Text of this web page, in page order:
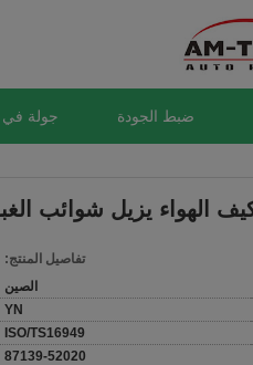
جولة في ضبط الجودة
تفاصيل المنتج:
الصين
YN
ISO/TS16949
87139-52020